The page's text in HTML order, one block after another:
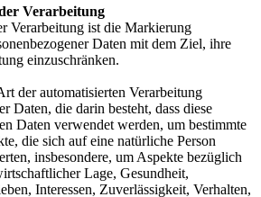
Verarbeitung
Verarbeitung ist die Markierung
Daten mit dem Ziel, ihre
einzuschränken.
der automatisierten Verarbeitung
Daten, die darin besteht, dass diese
Daten verwendet werden, um bestimmte
die sich auf eine natürliche Person
insbesondere, um Aspekte bezüglich
Lage, Gesundheit,
Interessen, Zuverlässigkeit, Verhalten,